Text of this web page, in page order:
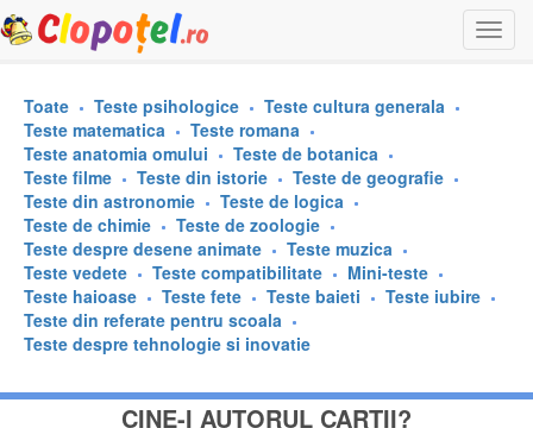
Toate Teste psihologice
Teste cultura generala
Teste matematica
Teste romana
Teste anatomia omului
Teste de botanica
Teste filme
Teste din istorie
Teste de geografie
Teste din astronomie
Teste de logica
Teste de chimie
Teste de zoologie
Teste despre desene animate
Teste muzica
Teste vedete
Teste compatibilitate
Mini-teste
Teste haioase
Teste fete Teste baieti
Teste iubire
Teste din referate pentru scoala
Teste despre tehnologie si inovatie
CINE-I AUTORUL CARTII?